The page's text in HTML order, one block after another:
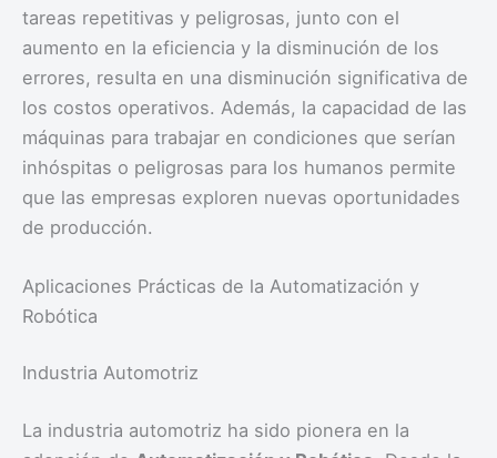
tareas repetitivas y peligrosas, junto con el
aumento en la eficiencia y la disminución de los
errores, resulta en una disminución significativa de
los costos operativos. Además, la capacidad de las
máquinas para trabajar en condiciones que serían
inhóspitas o peligrosas para los humanos permite
que las empresas exploren nuevas oportunidades
de producción.
Aplicaciones Prácticas de la Automatización y
Robótica
Industria Automotriz
La industria automotriz ha sido pionera en la